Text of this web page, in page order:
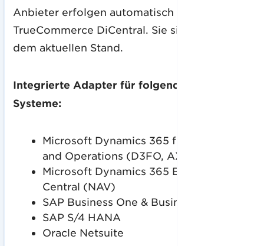
Anbieter erfolgen automatisch durch
TrueCommerce DiCentral. Sie sind immer auf
dem aktuellen Stand.
Integrierte Adapter für folgende ERP-
Systeme:
Microsoft Dynamics 365 for Finance
and Operations (D3FO, AX)
Microsoft Dynamics 365 Business
Central (NAV)
SAP Business One & Business ByDesign
SAP S/4 HANA
Oracle Netsuite